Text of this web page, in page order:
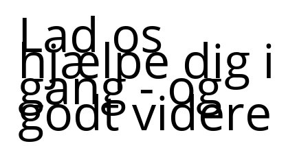
Lad os
hjælpe dig i
gang - og
godt videre